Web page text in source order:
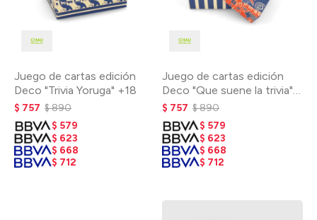
Juego de cartas edición
Deco "Trivia Yoruga" +18
$ 757 $890
$ 579
$ 623
$ 668
$ 712
Juego de cartas edición
Deco "Que suene la trivia"
+18
$ 757 $890
$ 579
$ 623
$ 668
$ 712